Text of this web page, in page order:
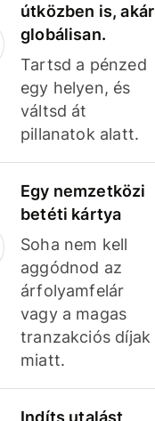
útközben is, akár
globálisan.
Tartsd a pénzed
egy helyen, és
váltsd át
pillanatok alatt.
Egy nemzetközi
betéti kártya
Soha nem kell
aggódnod az
árfolyamfelár
vagy a magas
tranzakciós díjak
miatt.
Indíts utalást